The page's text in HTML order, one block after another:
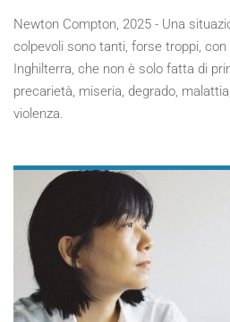
Newton Compton, 2025 - Una
colpevoli sono tanti, forse troppi, con
Inghilterra, che non è solo fatta di
precarietà, miseria, degrado,
violenza.